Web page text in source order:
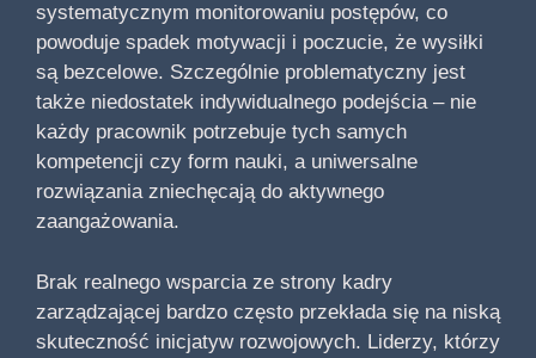
systematycznym monitorowaniu postępów, co
powoduje spadek motywacji i poczucie, że wysiłki
są bezcelowe. Szczególnie problematyczny jest
także niedostatek indywidualnego podejścia – nie
każdy pracownik potrzebuje tych samych
kompetencji czy form nauki, a uniwersalne
rozwiązania zniechęcają do aktywnego
zaangażowania.
Brak realnego wsparcia ze strony kadry
zarządzającej bardzo często przekłada się na niską
skuteczność inicjatyw rozwojowych. Liderzy, którzy